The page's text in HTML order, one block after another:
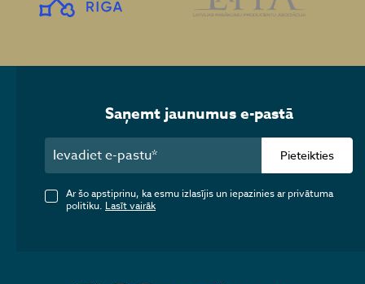
Saņemt jaunumus e-pastā
Pieteikties
Ar šo apstiprinu, ka esmu izlasījis un iepazinies ar privātuma
politiku. Lasīt vairāk